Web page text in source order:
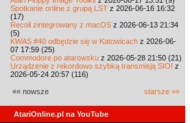
Spotkanie online z grupą LST z 2026-06-16 16:32
(17)
Recoil zintegrowany z macOS z 2026-06-13 21:34
(5)
KWAS #40 odbędzie się w Katowicach z 2026-06-
07 17:59 (25)
Commodore po atarowsku z 2026-05-28 21:50 (21)
Urządzenie z rekordowo szybką transmisją SIO! z
2026-05-24 20:57 (116)
«« nowsze starsze »»
AtariOnline.pl na YouTube